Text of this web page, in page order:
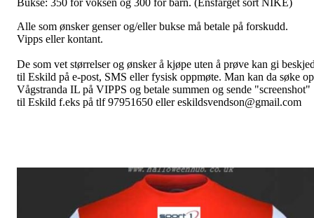
Bukse: 350 for voksen og 300 for barn. (Ensfarget sort NIKE)
Alle som ønsker genser og/eller bukse må betale på forskudd.
Vipps eller kontant.
De som vet størrelser og ønsker å kjøpe uten å prøve kan gi
til Eskild på e-post, SMS eller fysisk oppmøte. Man kan da søke
Vågstranda IL på VIPPS og betale summen og sende "screenshot"
til Eskild f.eks på tlf 97951650 eller eskildsvendson@gmail.com